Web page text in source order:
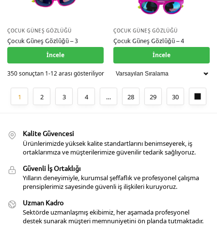
ÇOCUK GÜNEŞ GÖZLÜĞÜ
Çocuk Güneş Gözlüğü – 3
İncele
ÇOCUK GÜNEŞ GÖZLÜĞÜ
Çocuk Güneş Gözlüğü – 4
İncele
350 sonuçtan 1-12 arası gösteriliyor
1 2 3 4 … 28 29 30
Kalite Güvencesi
Ürünlerimizde yüksek kalite standartlarını benimseyerek, iş
ortaklarımıza ve müşterilerimize güvenilir tedarik sağlıyoruz.
Güvenli İş Ortaklığı
Yılların deneyimiyle, kurumsal şeffaflık ve profesyonel çalışma
prensiplerimiz sayesinde güvenli iş ilişkileri kuruyoruz.
Uzman Kadro
Sektörde uzmanlaşmış ekibimiz, her aşamada profesyonel
destek sunarak müşteri memnuniyetini ön planda tutmaktadır.